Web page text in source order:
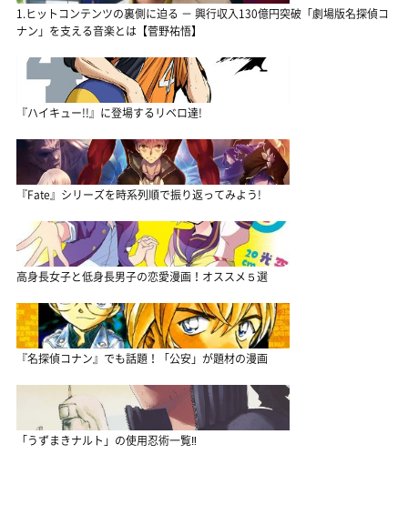
1.ヒットコンテンツの裏側に迫る － 興行収入130億円突破「劇場版名探偵コ
ナン」を支える音楽とは【菅野祐悟】
『ハイキュー!!』に登場するリベロ達!
『Fate』シリーズを時系列順で振り返ってみよう!
高身長女子と低身長男子の恋愛漫画！オススメ５選
『名探偵コナン』でも話題！「公安」が題材の漫画
「うずまきナルト」の使用忍術一覧‼